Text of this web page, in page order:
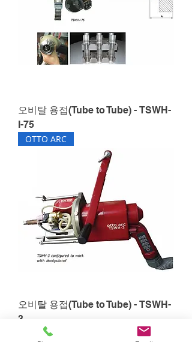
오비탈 용접(Tube to Tube) - TSWH-
I-75
OTTO ARC
오비탈 용접(Tube to Tube) - TSWH-
3
OTTO ARC